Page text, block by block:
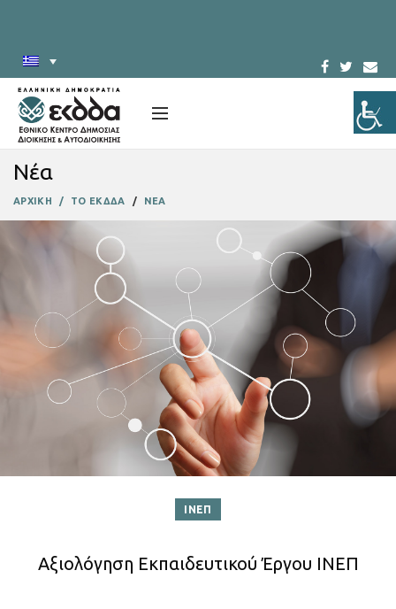
Νέα
ΑΡΧΙΚΗ ΤΟ ΕΚΔΔΑ ΝΕΑ
ΙΝΕΠ
Αξιολόγηση Εκπαιδευτικού Έργου ΙΝΕΠ